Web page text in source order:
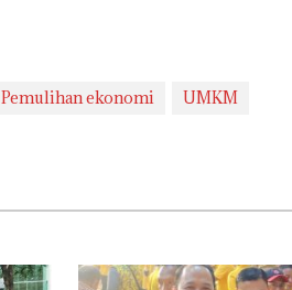
Pemulihan ekonomi UMKM